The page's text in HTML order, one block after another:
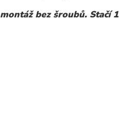
montáž bez šroubů. Stačí 1